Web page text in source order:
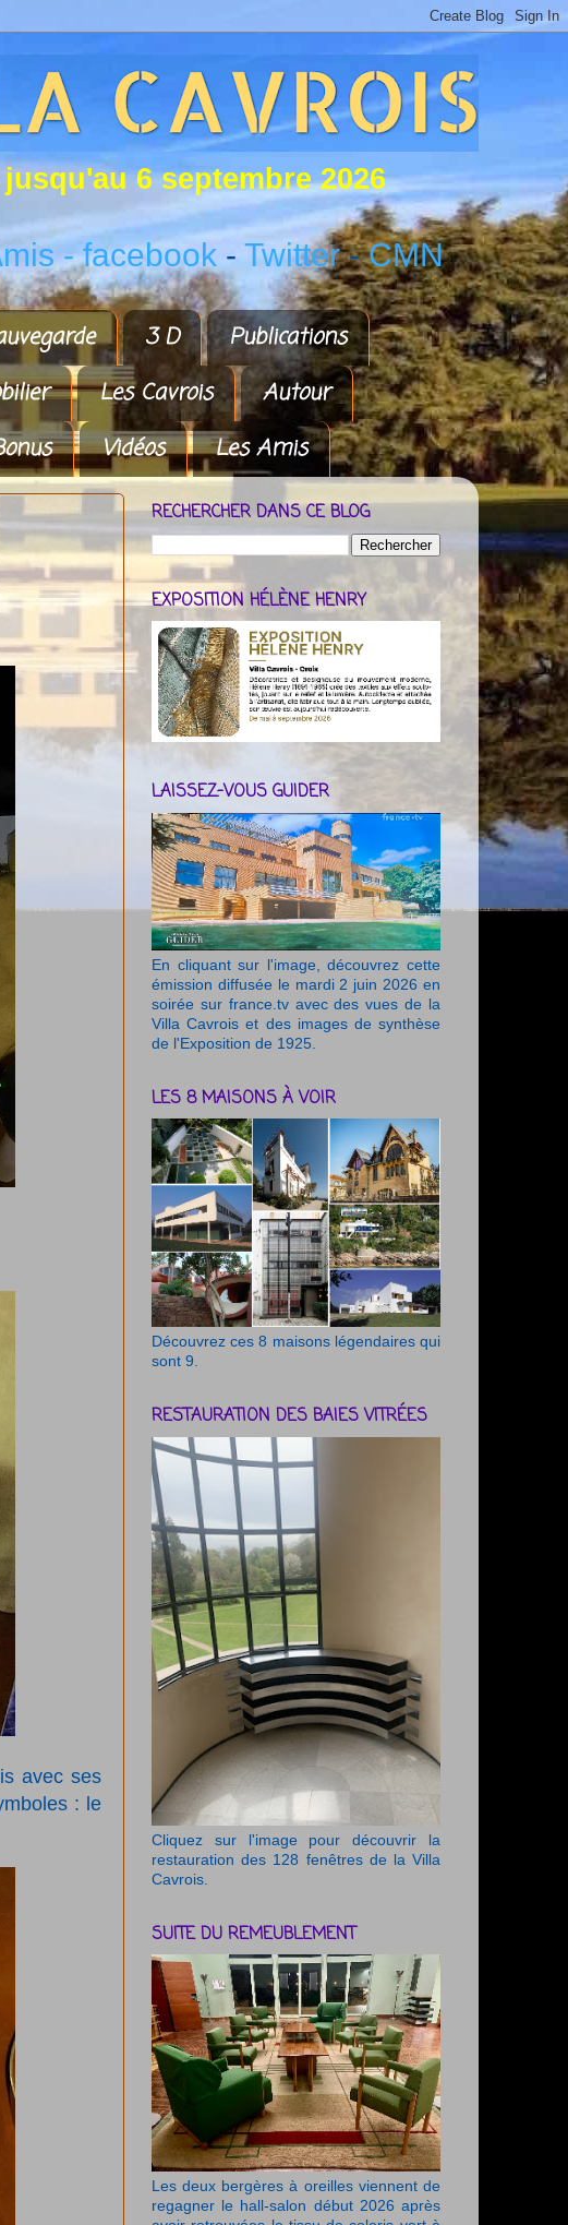
jusqu'au 6 septembre 2026
- facebook - Twitter -CMN
3 D
Publications
Les Cavrois
Autour
Vidéos Les Amis
avec ses
: le
RECHERCHER DANS CE BLOG
EXPOSITION HÉLÈNE HENRY
LAISSEZ-VOUS GUIDER
En cliquant sur l'image, découvrez cette
émission diffusée le mardi 2 juin 2026 en
soirée sur france.tv avec des vues de la
Villa Cavrois et des images de synthèse
de l'Exposition de 1925.
LES 8 MAISONS À VOIR
Découvrez ces 8 maisons légendaires qui
sont 9.
RESTAURATION DES BAIES VITRÉES
Cliquez sur l'image pour découvrir la
restauration des 128 fenêtres de la Villa
Cavrois.
SUITE DU REMEUBLEMENT
Les deux bergères à oreilles viennent de
regagner le hall-salon début 2026 après